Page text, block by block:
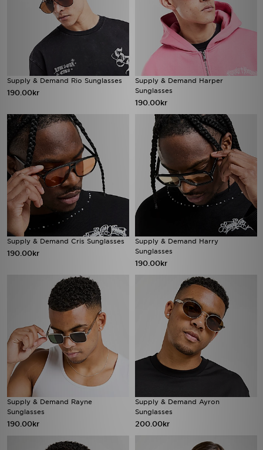
Supply & Demand Rio Sunglasses
190.00kr
Supply & Demand Harper
Sunglasses
190.00kr
Supply & Demand Cris Sunglasses
190.00kr
Supply & Demand Harry
Sunglasses
190.00kr
Supply & Demand Rayne
Sunglasses
190.00kr
Supply & Demand Ayron
Sunglasses
200.00kr